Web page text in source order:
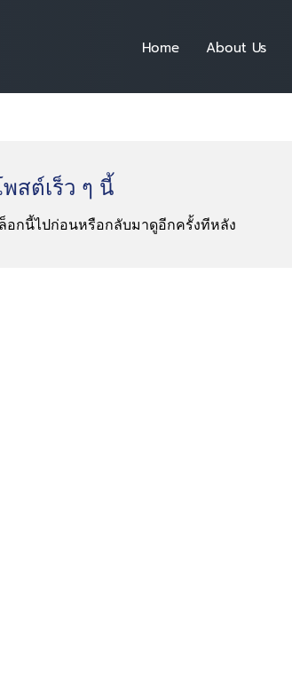
Home About Us
สต์เร็ว ๆ นี้
อกนี้ไปก่อนหรือกลับมาดูอีกครั้งทีหลัง